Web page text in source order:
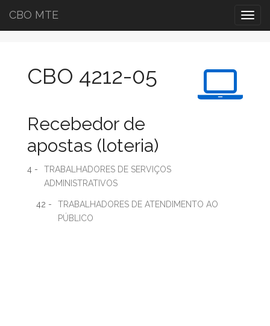
CBO MTE
CBO 4212-05
Recebedor de
apostas (loteria)
4 -
TRABALHADORES DE SERVIÇOS
ADMINISTRATIVOS
42 -
TRABALHADORES DE ATENDIMENTO AO
PÚBLICO